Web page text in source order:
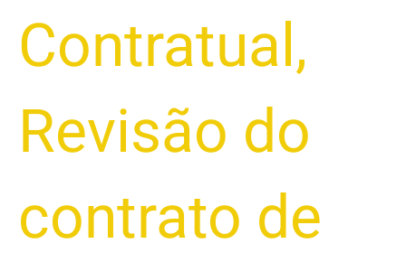
Contratual ,
Revisão do
contrato de